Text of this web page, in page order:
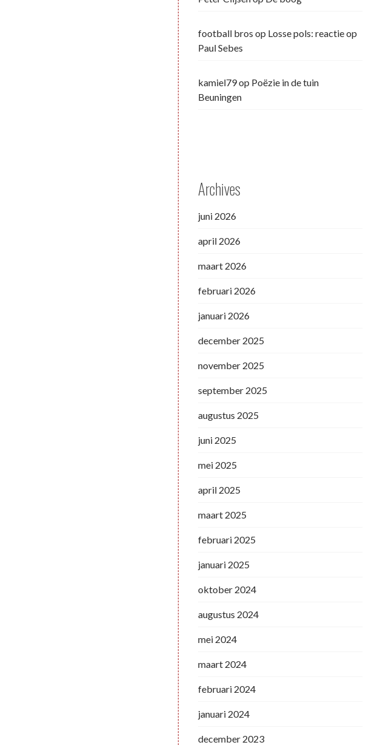
football bros op Losse pols: reactie op
Paul Sebes
kamiel79op Poëzie in de tuin
Beuningen
Archives
juni 2026
april 2026
maart 2026
februari 2026
januari 2026
december 2025
november 2025
september 2025
augustus 2025
juni 2025
mei 2025
april 2025
maart 2025
februari 2025
januari 2025
oktober 2024
augustus 2024
mei 2024
maart 2024
februari 2024
januari 2024
december 2023